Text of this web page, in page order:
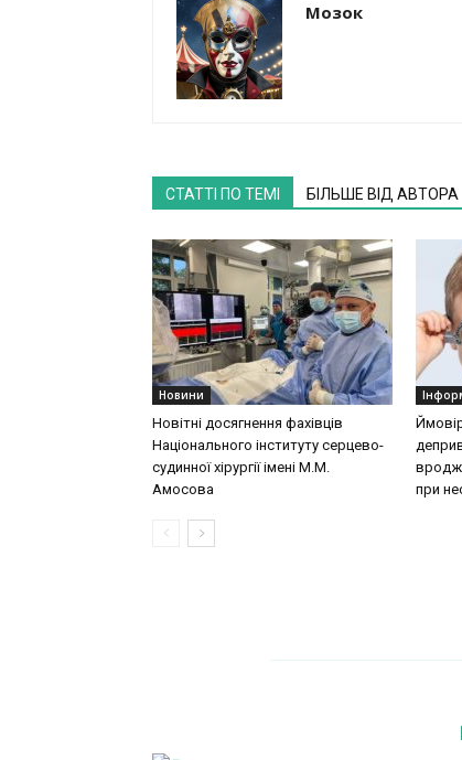
Мозок
СТАТТІ ПО ТЕМІ БІЛЬШЕ ВІД АВТОРА
Новини
Новітні досягнення фахівців
Національного інституту серцево-
судинної хірургії імeні М.М.
Амосова
при